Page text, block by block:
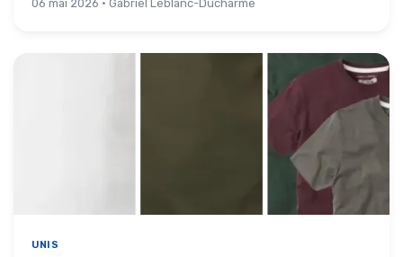
06 mai 2026 · Gabriel Leblanc-Ducharme
UNIS